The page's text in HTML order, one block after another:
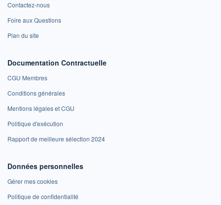
Contactez-nous
Foire aux Questions
Plan du site
Documentation Contractuelle
CGU Membres
Conditions générales
Mentions légales et CGU
Politique d'exécution
Rapport de meilleure sélection 2024
Données personnelles
Gérer mes cookies
Politique de confidentialité